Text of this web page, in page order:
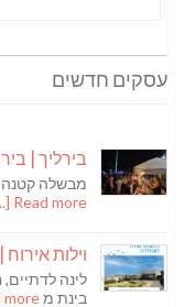
עסקים חדשים
בירליך |
מבשלה קטנה
Read more [...]
וילות
לינה
בינת מ[...]